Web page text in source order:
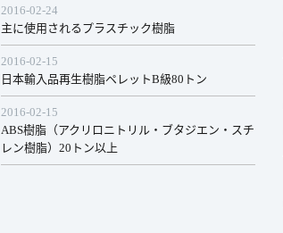
2016-02-24
主に使用されるプラスチック樹脂
2016-02-15
日本輸入品再生樹脂ペレットB級80トン
2016-02-15
ABS樹脂（アクリロニトリル・ブタジエン・スチ
レン樹脂）20トン以上